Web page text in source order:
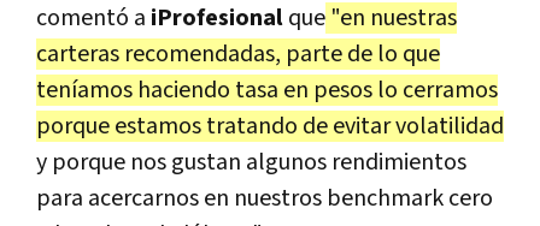
comentó a iProfesionalque "en nuestras
carteras recomendadas, parte de lo que
teníamos haciendo tasa en pesos lo cerramos
porque estamos tratando de evitar volatilidad
y porque nos gustan algunos rendimientos
para acercarnos en nuestros benchmark cero